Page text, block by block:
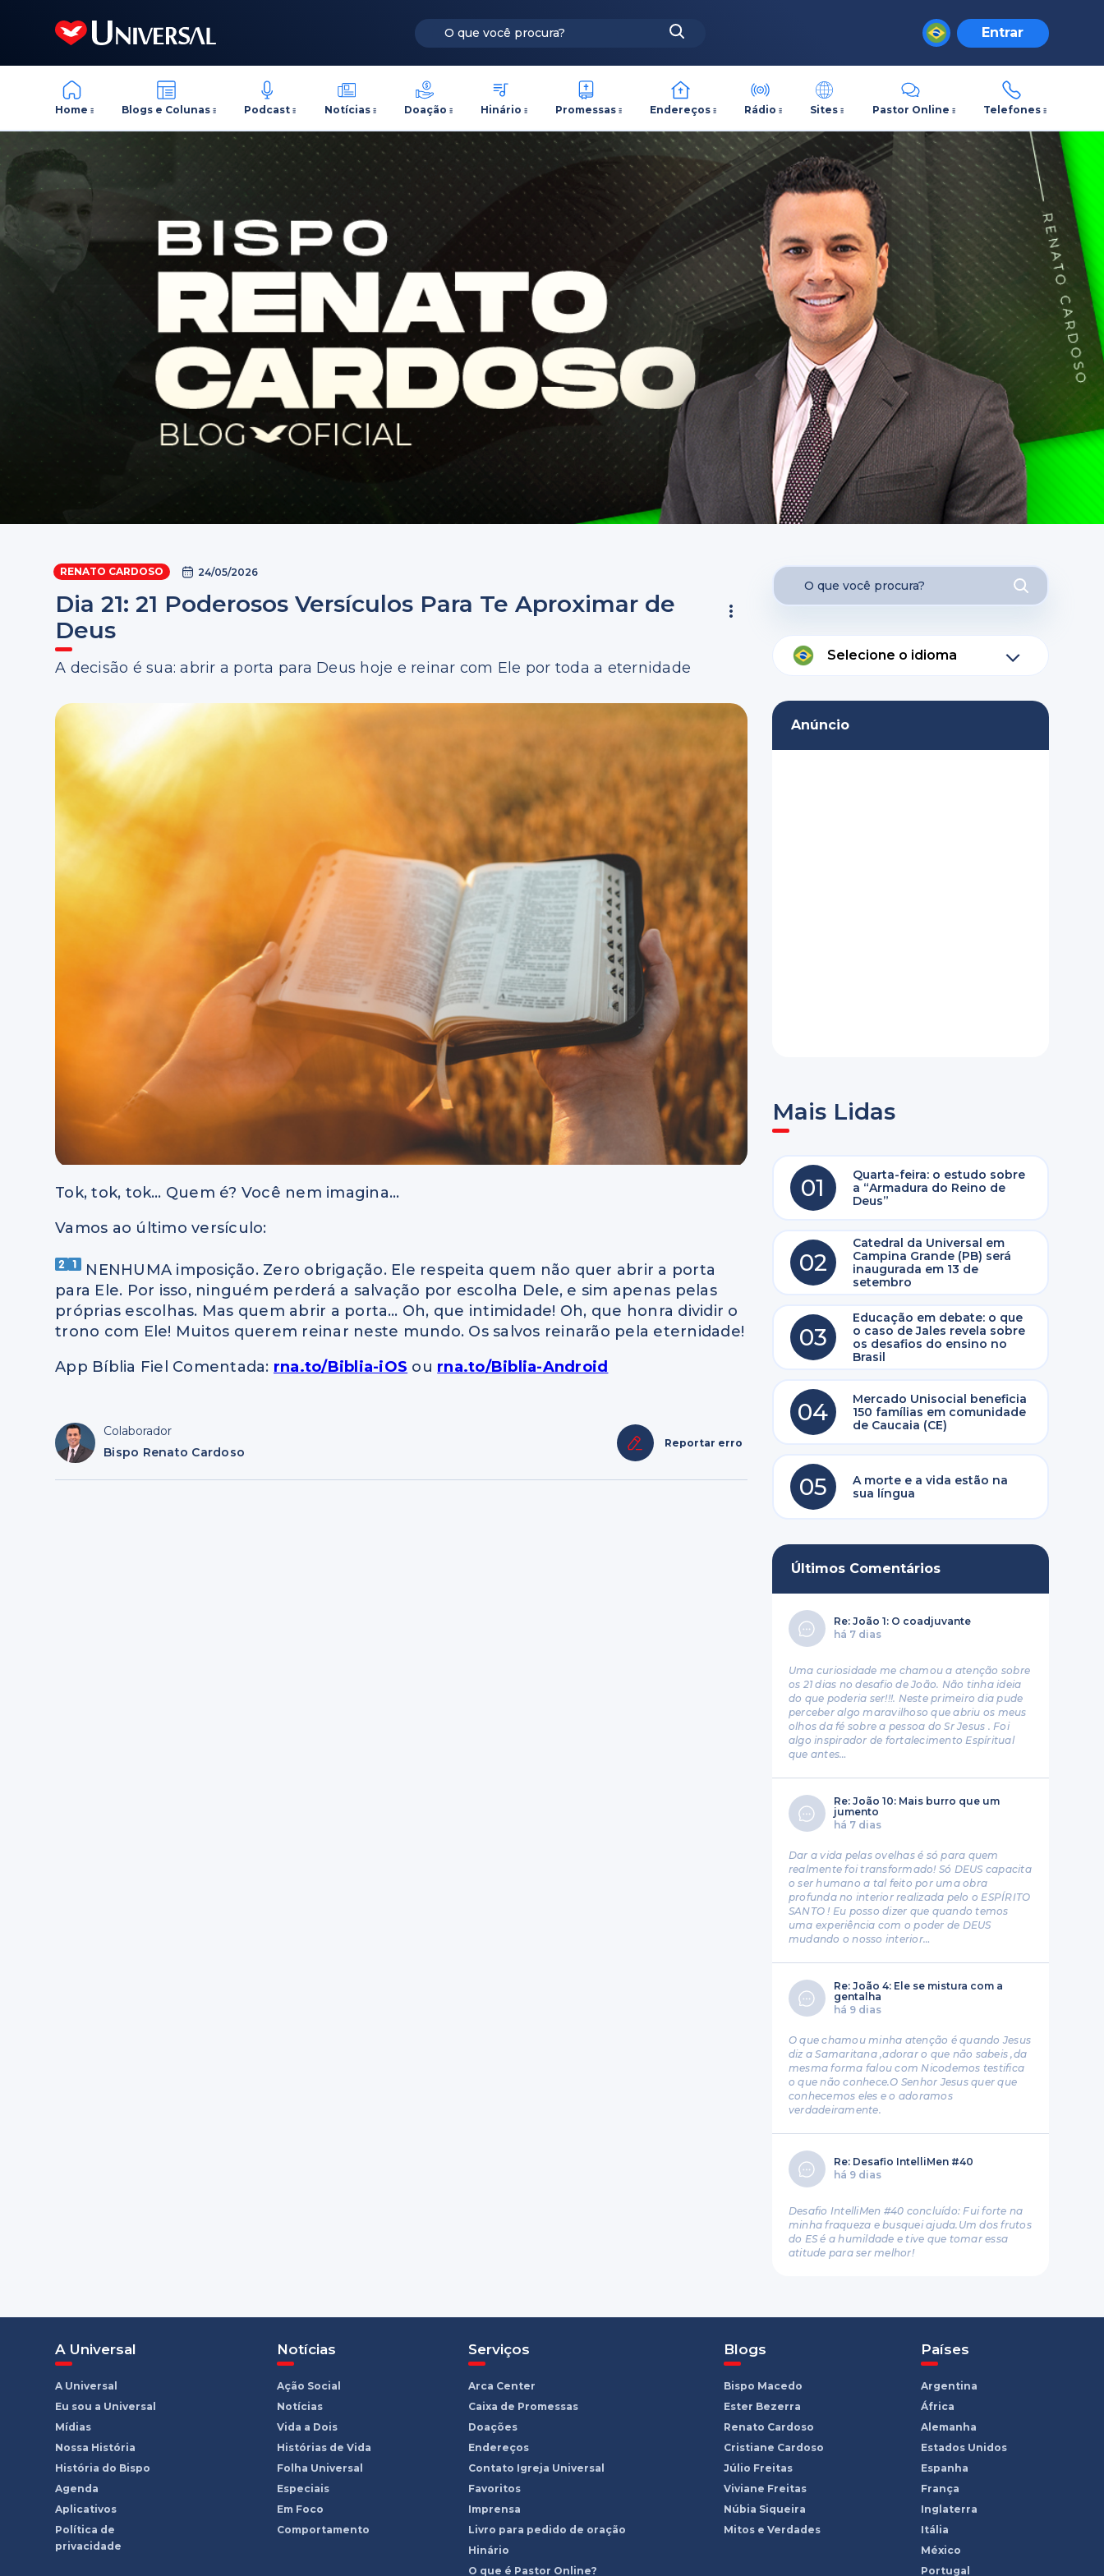
Entrar
Home Blogs e Colunas Podcast Notícias Doação Hinário Promessas Endereços Rádio Sites Pastor Online Telefones
RENATO CARDOSO 24/05/2026
Dia 21: 21 Poderosos Versículos Para Te Aproximar de
Deus
A decisão é sua: abrir a porta para Deus hoje e reinar com Ele por toda a eternidade
Tok, tok, tok… Quem é? Você nem imagina…
Vamos ao último versículo:
NENHUMA imposição. Zero obrigação. Ele respeita quem não quer abrir a porta
para Ele. Por isso, ninguém perderá a salvação por escolha Dele, e sim apenas pelas
próprias escolhas. Mas quem abrir a porta… Oh, que intimidade! Oh, que honra dividir o
trono com Ele! Muitos querem reinar neste mundo. Os salvos reinarão pela eternidade!
App Bíblia Fiel Comentada: rna.to/Biblia-iOS ou rna.to/Biblia-Android
Colaborador
Bispo Renato Cardoso
Reportar erro
Selecione o idioma
Anúncio
Mais Lidas
01
Quarta-feira: o estudo sobre
a “Armadura do Reino de
Deus”
02
Catedral da Universal em
Campina Grande (PB) será
inaugurada em 13 de
setembro
03
Educação em debate: o que
o caso de Jales revela sobre
os desafios do ensino no
Brasil
04
Mercado Unisocial beneficia
150 famílias em comunidade
de Caucaia (CE)
05
A morte e a vida estão na
sua língua
Últimos Comentários
Re: João 1: O coadjuvante
há 7 dias
Uma curiosidade me chamou a atenção sobre
os 21 dias no desafio de João. Não tinha ideia
do que poderia ser!!!. Neste primeiro dia pude
perceber algo maravilhoso que abriu os meus
olhos da fé sobre a pessoa do Sr Jesus . Foi
algo inspirador de fortalecimento Espíritual
que antes…
Re: João 10: Mais burro que um
jumento
há 7 dias
Dar a vida pelas ovelhas é só para quem
realmente foi transformado! Só DEUS capacita
o ser humano a tal feito por uma obra
profunda no interior realizada pelo o ESPÍRITO
SANTO ! Eu posso dizer que quando temos
uma experiência com o poder de DEUS
mudando o nosso interior…
Re: João 4: Ele se mistura com a
gentalha
há 9 dias
O que chamou minha atenção é quando Jesus
diz a Samaritana ,adorar o que não sabeis ,da
mesma forma falou com Nicodemos testifica
o que não conhece.O Senhor Jesus quer que
conhecemos eles e o adoramos
verdadeiramente.
Re: Desafio IntelliMen #40
há 9 dias
Desafio IntelliMen #40 concluído: Fui forte na
minha fraqueza e busquei ajuda.Um dos frutos
do ES é a humildade e tive que tomar essa
atitude para ser melhor!
A Universal
A Universal
Eu sou a Universal
Mídias
Nossa História
História do Bispo
Agenda
Aplicativos
Política de
privacidade
Notícias
Ação Social
Notícias
Vida a Dois
Histórias de Vida
Folha Universal
Especiais
Em Foco
Comportamento
Serviços
Arca Center
Caixa de Promessas
Doações
Endereços
Contato Igreja Universal
Favoritos
Imprensa
Livro para pedido de oração
Hinário
O que é Pastor Online?
Blogs
Bispo Macedo
Ester Bezerra
Renato Cardoso
Cristiane Cardoso
Júlio Freitas
Viviane Freitas
Núbia Siqueira
Mitos e Verdades
Países
Argentina
África
Alemanha
Estados Unidos
Espanha
França
Inglaterra
Itália
México
Portugal